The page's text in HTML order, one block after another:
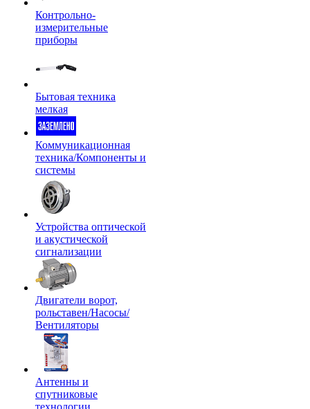
Контрольно-
измерительные
приборы
Бытовая техника
мелкая
Коммуникационная
техника/Компоненты и
системы
Устройства оптической
и акустической
сигнализации
Двигатели ворот,
рольставен/Насосы/
Вентиляторы
Антенны и
спутниковые
технологии